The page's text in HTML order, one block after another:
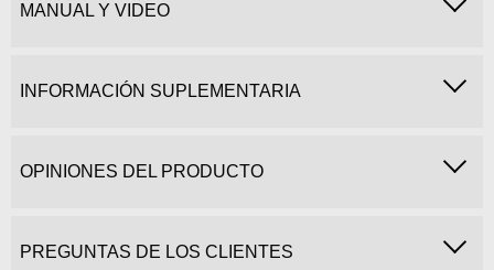
MANUAL Y VIDEO
INFORMACIÓN SUPLEMENTARIA
OPINIONES DEL PRODUCTO
PREGUNTAS DE LOS CLIENTES